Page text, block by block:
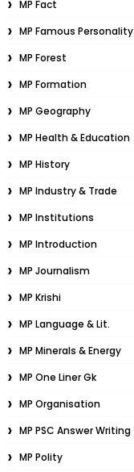
MP Fact
MP Famous Personality
MP Forest
MP Formation
MP Geography
MP Health & Education
MP History
MP Industry & Trade
MP Institutions
MP Introduction
MP Journalism
MP Krishi
MP Language & Lit.
MP Minerals & Energy
MP One Liner Gk
MP Organisation
MP PSC Answer Writing
MP Polity